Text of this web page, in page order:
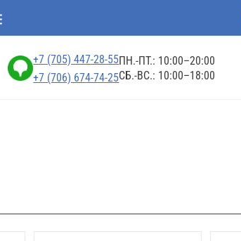
+7 (705) 447-28-55
+7 (706) 674-74-25
ПН.-ПТ.: 10:00–20:00
СБ.-ВС.: 10:00–18:00